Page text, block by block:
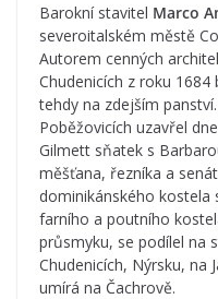
Barokní stavitel Marco
severoitalském městě
Autorem cenných
Chudenicích z roku
tehdy na zdejším
Poběžovicích uzavřel
Gilmett sňatek s
měšťana, řezníka a
dominikánského kostela
farního a poutního
průsmyku, se podílel na
Chudenicích, Nýrsku, na
umírá na Čachrově.